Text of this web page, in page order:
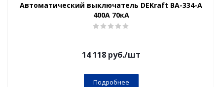
Автоматический выключатель DEKraft ВА-334-А
400А 70кА
14 118руб./шт
Подробнее